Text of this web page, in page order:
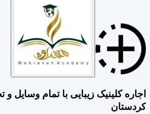
اجاره کلینیک زیبایی با تمام وسایل و
کردستان